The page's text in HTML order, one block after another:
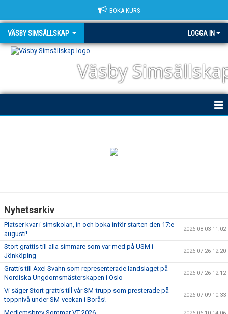
BOKA KURS
VÄSBY SIMSÄLLSKAP LOGGA IN
Väsby
TRIATHLON
KLUBBKLÄDER
Nyhetsarkiv
Platser kvar i simskolan, in och boka inför starten den 17:e
augusti!
2026-08-03 11:02
Stort grattis till alla simmare som var med på USM i
Jönköping
2026-07-26 12:20
Grattis till Axel Svahn som representerade landslaget på
Nordiska Ungdomsmästerskapen i Oslo
2026-07-26 12:12
Vi säger Stort grattis till vår SM-trupp som presterade på
toppnivå under SM-veckan i Borås!
2026-07-09 10:33